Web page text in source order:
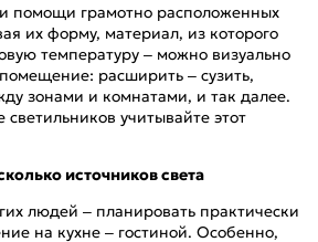
помощи грамотно расположенных
их форму, материал, из которого
температуру – можно визуально
расширить – сузить,
зонами и комнатами, и так далее.
учитывайте этот
источников света
людей – планировать практически
на кухне – гостиной. Особенно,